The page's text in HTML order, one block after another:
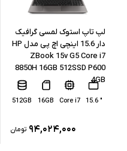
16GB
حافظه داخلی 512GB
نوع حافظه داخلی SSD
پردازنده گرافیکی
لپ تاپ استوک لمسی گرافیک
دار 15.6 اینچی اچ پی مدل HP
ZBook 15v G5 Core i7
8850H 16GB 512SSD P600
4GB
" 15.6
Core i7
16GB
512GB
۹۴,۰۲۴,۰۰۰ تومان